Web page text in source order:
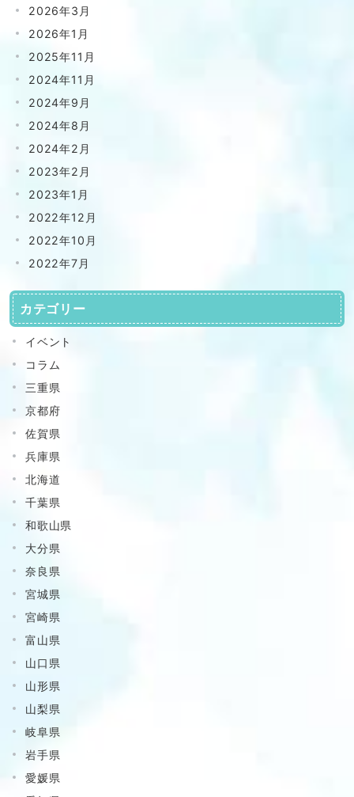
2026年3月
2026年1月
2025年11月
2024年11月
2024年9月
2024年8月
2024年2月
2023年2月
2023年1月
2022年12月
2022年10月
2022年7月
カテゴリー
イベント
コラム
三重県
京都府
佐賀県
兵庫県
北海道
千葉県
和歌山県
大分県
奈良県
宮城県
宮崎県
富山県
山口県
山形県
山梨県
岐阜県
岩手県
愛媛県